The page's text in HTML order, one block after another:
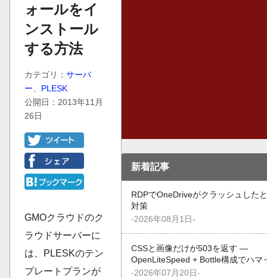
ォールをイ
ンストール
する方法
カテゴリ： サーバ
ー
PLESK
公開日：2013年11月
26日
GMOクラウドのク
ラウドサーバーに
は、PLESKのテン
プレートプランが
新着記事
RDPでOneDriveがクラッシュした
対策
-2026年08月1日-
CSSと画像だけが503を返す —
OpenLiteSpeed + Bottle構成でハマ
-2026年07月20日-